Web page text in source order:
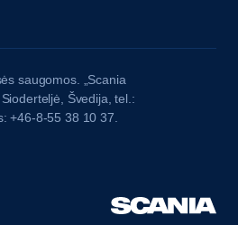
saugomos. „Scania
Švedija, tel.:
+46-8-55 38 10 37.